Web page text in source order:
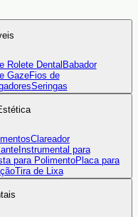
Rolete Dental Babador
GazeFios de
Seringas
Clareador
Instrumental para
para PolimentoPlaca para
Tira de Lixa